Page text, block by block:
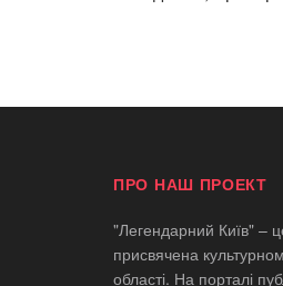
ПРО НАШ ПРОЕКТ
"Легендарний Київ" –
присвячена
області. На порталі